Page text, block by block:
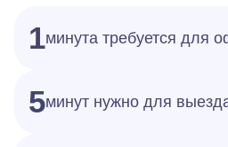
1минута требуется для
5минут нужно для